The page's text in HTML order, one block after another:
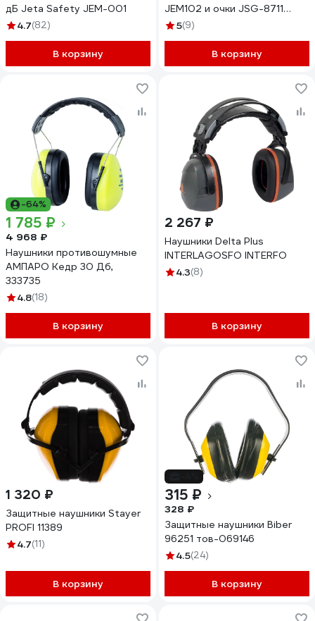
дБ Jeta Safety JEM-001
4.7(82)
В корзину
JEM102 и очки JSG-8711
JEM102-8711
5(9)
В корзину
-64%
1 785 ₽
4 968 ₽
Наушники противошумные
АМПАРО Кедр 30 Дб,
333735
4.8(18)
В корзину
2 267 ₽
Наушники Delta Plus
INTERLAGOSFO INTERFO
4.3(8)
В корзину
1 320 ₽
Защитные наушники Stayer
PROFI 11389
4.7(11)
В корзину
315 ₽
328 ₽
Защитные наушники Biber
96251 тов-069146
4.5(24)
В корзину